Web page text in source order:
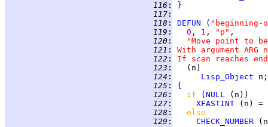
116 :
}
117 :
118 : DEFUN (
119 : 0 , 1 , "p"
120 :
"Move point to
121 :
With argument
122 :
If scan reaches
123 :
124 :
Lisp_Object
125 :
{
126 : if ( NULL
127 : XFASTINT (n) =
128 :
else
129 : CHECK_NUMBER